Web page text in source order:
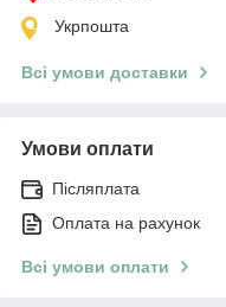
Укрпошта
Всі умови доставки
Умови оплати
Післяплата
Оплата на рахунок
Всі умови оплати